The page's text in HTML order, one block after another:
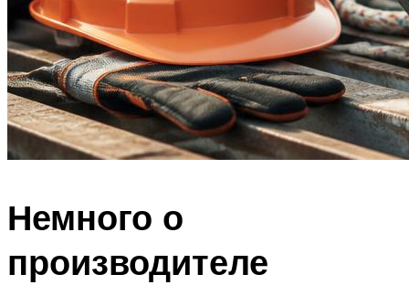
Немного о
производителе